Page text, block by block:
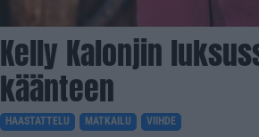
Kelly Kalonjin
käänteen
HAASTATTELU MATKAILU VIIHDE